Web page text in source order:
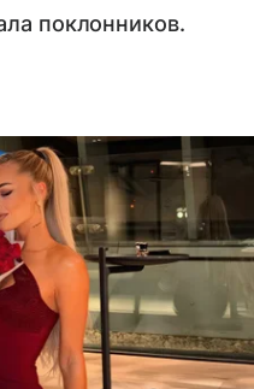
поклонников.